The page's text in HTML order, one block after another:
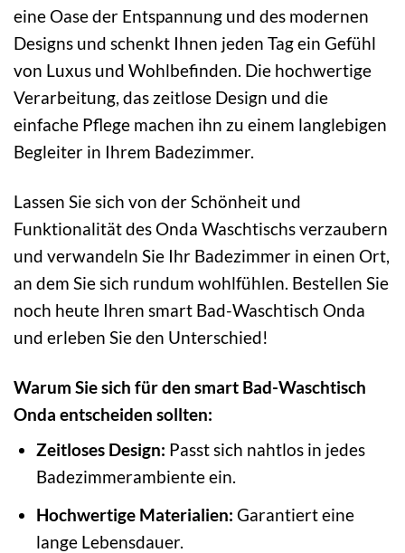
eine Oase der Entspannung und des modernen
Designs und schenkt Ihnen jeden Tag ein Gefühl
von Luxus und Wohlbefinden. Die hochwertige
Verarbeitung, das zeitlose Design und die
einfache Pflege machen ihn zu einem langlebigen
Begleiter in Ihrem Badezimmer.
Lassen Sie sich von der Schönheit und
Funktionalität des Onda Waschtischs verzaubern
und verwandeln Sie Ihr Badezimmer in einen Ort,
an dem Sie sich rundum wohlfühlen. Bestellen Sie
noch heute Ihren smart Bad-Waschtisch Onda
und erleben Sie den Unterschied!
Warum Sie sich für den smart Bad-Waschtisch
Onda entscheiden sollten:
Zeitloses Design: Passt sich nahtlos in jedes
Badezimmerambiente ein.
Hochwertige Materialien: Garantiert eine
lange Lebensdauer.